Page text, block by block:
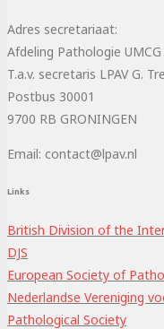
Adres secretariaat:
Afdeling Pathologie UMCG
T.a.v. secretaris LPAV G.
Postbus 30001
9700 RB GRONINGEN
Email: contact@lpav.nl
Links
British Division of the
DJS
European Society of
Nederlandse Vereniging
Pathological Society